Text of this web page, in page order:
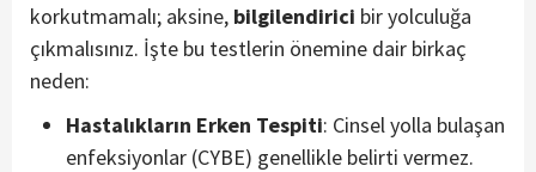
korkutmamalı; aksine, bilgilendirici bir yolculuğa
çıkmalısınız. İşte bu testlerin önemine dair birkaç
neden:
Hastalıkların Erken Tespiti: Cinsel yolla bulaşan
enfeksiyonlar (CYBE) genellikle belirti vermez.